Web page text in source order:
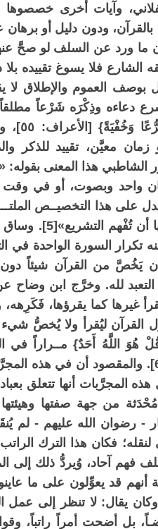
وآيات أخرى خصصوها
ودون دليل أو برهان
ورد عن السلف لو صحَّ عنهم،
الشارع فلا يسوغ تقييده
بوصف العموم والإطلاق
دعاءه وذِكْرَه شَرْعاً
١٤]،
معيَّن، تقييد للذكر
كما قرر الشاطبي هذا
واحد وبصوت، أو في
على هذا التخصيــص
الأمور غير
تكرار السورة الواحدة في
يَخُصَّ من القرآن شيئاً
التعبد لله. وخرَّج ابن
غيرها كما يقرؤها، فَكَرِهه،
أُنْزل القرآن ليُقرأ ولا
هُوَ اللَّهُ أَحَدٌ} مــراراً في
محدثات الأمور التي أحدثوا»[6].
هذه المجرَّبات أنها تتعلق
- رضوان الله عليهم - لم
لنقله؛ فكان هذا الترك
فهم آحاد، وُيردُّ ذلك إلى
قد يعوِّلون على ما
وكان يقال: لا تنظر إلى
بل أضحت أمراً راتباً،